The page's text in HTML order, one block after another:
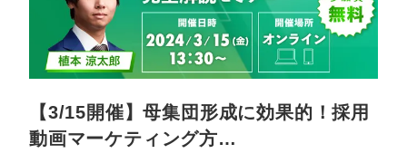
【3/15開催】母集団形成に効果的！採用
動画マーケティング方…